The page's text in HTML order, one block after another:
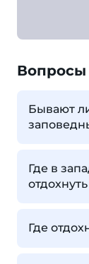
Вопросы
Бывают
Где в
Где